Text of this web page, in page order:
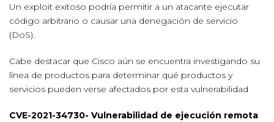
Un exploit exitoso podría permitir a un atacante ejecutar
código arbitrario o causar una denegación de servicio
(DoS).
Cabe destacar que Cisco aún se encuentra investigando su
línea de productos para determinar qué productos y
servicios pueden verse afectados por esta vulnerabilidad
CVE-2021-34730- Vulnerabilidad de ejecución remota